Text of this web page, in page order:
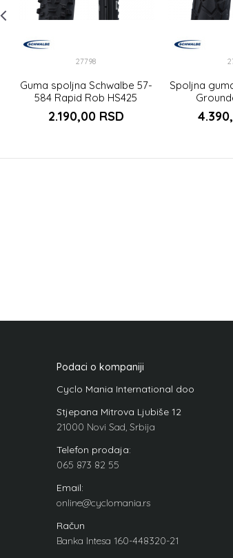
27798
Guma spoljna Schwalbe 57-
584 Rapid Rob HS425
2.190,00 RSD
Spoljna
Podaci o kompaniji
Cyclo Mania International doo
Stjepana Mitrova Ljubiše 12
21000 Novi Sad, Srbija
Telefon prodaja:
065 873 82 55
Email:
online@cyclomania.rs
Račun
Banka Intesa 160-448320-21